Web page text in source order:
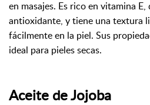
en masajes. Es rico en vitamina
antioxidante, y tiene una textura
fácilmente en la piel. Sus
ideal para pieles secas.
Aceite de Jojoba